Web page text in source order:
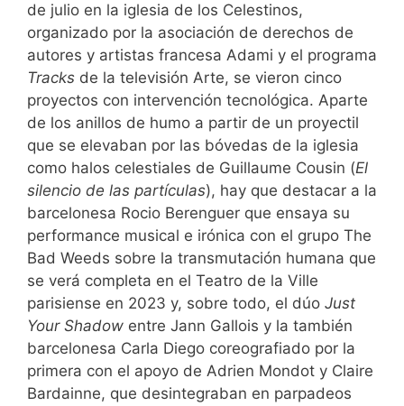
de julio en la iglesia de los Celestinos,
organizado por la asociación de derechos de
autores y artistas francesa Adami y el programa
Tracks de la televisión Arte, se vieron cinco
proyectos con intervención tecnológica. Aparte
de los anillos de humo a partir de un proyectil
que se elevaban por las bóvedas de la iglesia
como halos celestiales de Guillaume Cousin (El
silencio de las partículas), hay que destacar a la
barcelonesa Rocio Berenguer que ensaya su
performance musical e irónica con el grupo The
Bad Weeds sobre la transmutación humana que
se verá completa en el Teatro de la Ville
parisiense en 2023 y, sobre todo, el dúo Just
Your Shadow entre Jann Gallois y la también
barcelonesa Carla Diego coreografiado por la
primera con el apoyo de Adrien Mondot y Claire
Bardainne, que desintegraban en parpadeos